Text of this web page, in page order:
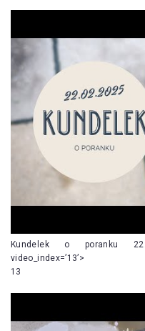
Kundelek o poranku
video_index=’13’>
13